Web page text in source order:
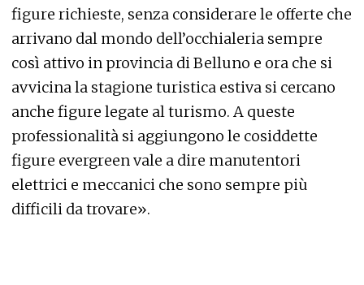
figure richieste, senza considerare le offerte che
arrivano dal mondo dell’occhialeria sempre
così attivo in provincia di Belluno e ora che si
avvicina la stagione turistica estiva si cercano
anche figure legate al turismo. A queste
professionalità si aggiungono le cosiddette
figure evergreen vale a dire manutentori
elettrici e meccanici che sono sempre più
difficili da trovare».